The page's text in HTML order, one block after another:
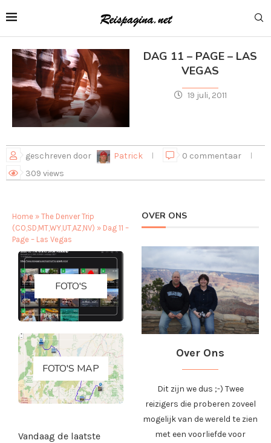
DAG 11 – PAGE – LAS
VEGAS
19 juli, 2011
geschreven door Patrick
0 commentaar
309 views
Home » The Denver Trip
(CO,SD,MT,WY,UT,AZ,NV) » Dag 11 –
Page – Las Vegas
FOTO'S
FOTO'S MAP
Vandaag de laatste
OVER ONS
Over Ons
Dit zijn we dus ;-) Twee
reizigers die proberen zoveel
mogelijk van de wereld te zien
met een voorliefde voor